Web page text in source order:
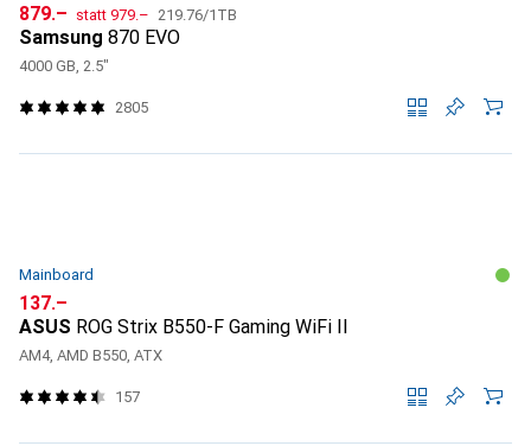
CHF
879.– statt CHF
979.– CHF
219.76/1TB
Samsung 870 EVO
4000 GB, 2.5"
2805
Mainboard
CHF
137.–
ASUS ROG Strix B550-F Gaming WiFi II
AM4, AMD B550, ATX
157